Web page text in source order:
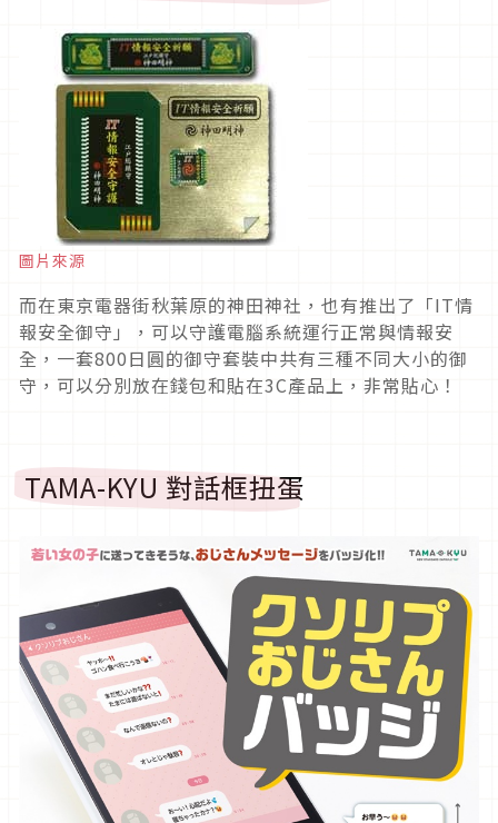
圖片來源
而在東京電器街秋葉原的神田神社，也有推出了「IT情
報安全御守」，可以守護電腦系統運行正常與情報安
全，一套800日圓的御守套裝中共有三種不同大小的御
守，可以分別放在錢包和貼在3C產品上，非常貼心！
TAMA-KYU 對話框扭蛋